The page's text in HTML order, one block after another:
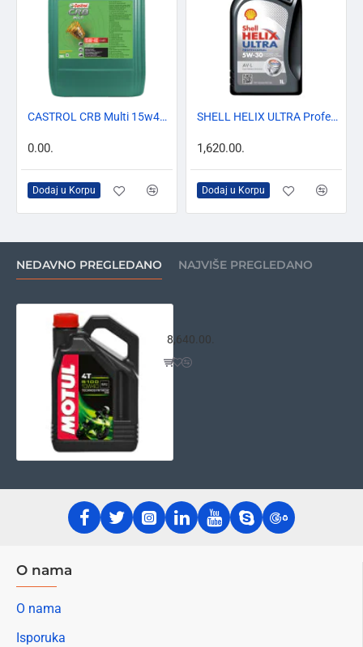
FREE TOP BRENDCASTROL CRB Multi 15w40 5L,20L,208L
0.00.
Dodaj u Korpu
SHELL HELIX ULTRA Professional AV-L 5W-30 1L
1,620.00.
Dodaj u Korpu
NEDAVNO PREGLEDANO NAJVIŠE PREGLEDANO
8,640.00.
O nama
O nama
Isporuka